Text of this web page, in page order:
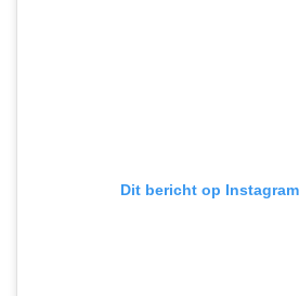
Dit bericht op